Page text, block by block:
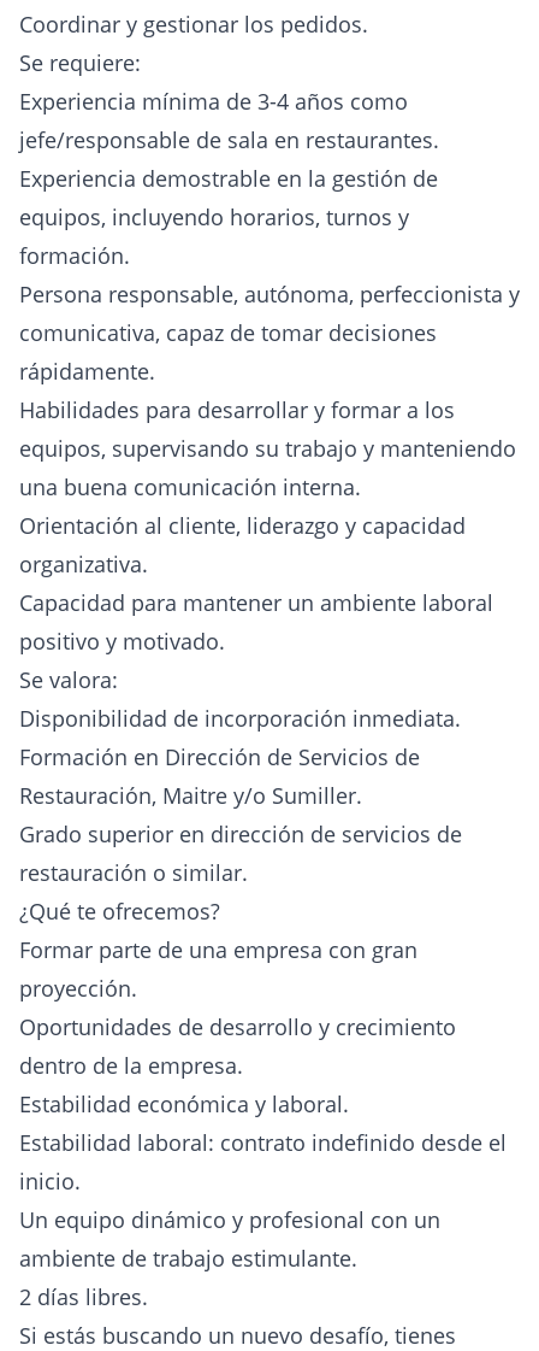
Coordinar y gestionar los pedidos.
Se requiere:
Experiencia mínima de 3-4 años como
jefe/responsable de sala en restaurantes.
Experiencia demostrable en la gestión de
equipos, incluyendo horarios, turnos y
formación.
Persona responsable, autónoma, perfeccionista y
comunicativa, capaz de tomar decisiones
rápidamente.
Habilidades para desarrollar y formar a los
equipos, supervisando su trabajo y manteniendo
una buena comunicación interna.
Orientación al cliente, liderazgo y capacidad
organizativa.
Capacidad para mantener un ambiente laboral
positivo y motivado.
Se valora:
Disponibilidad de incorporación inmediata.
Formación en Dirección de Servicios de
Restauración, Maitre y/o Sumiller.
Grado superior en dirección de servicios de
restauración o similar.
¿Qué te ofrecemos?
Formar parte de una empresa con gran
proyección.
Oportunidades de desarrollo y crecimiento
dentro de la empresa.
Estabilidad económica y laboral.
Estabilidad laboral: contrato indefinido desde el
inicio.
Un equipo dinámico y profesional con un
ambiente de trabajo estimulante.
2 días libres.
Si estás buscando un nuevo desafío, tienes